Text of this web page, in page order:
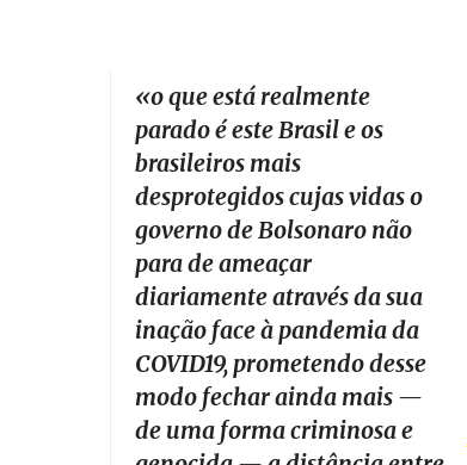
«o que está realmente
parado é este Brasil e os
brasileiros mais
desprotegidos cujas vidas o
governo de Bolsonaro não
para de ameaçar
diariamente através da sua
inação face à pandemia da
COVID19, prometendo desse
modo fechar ainda mais —
de uma forma criminosa e